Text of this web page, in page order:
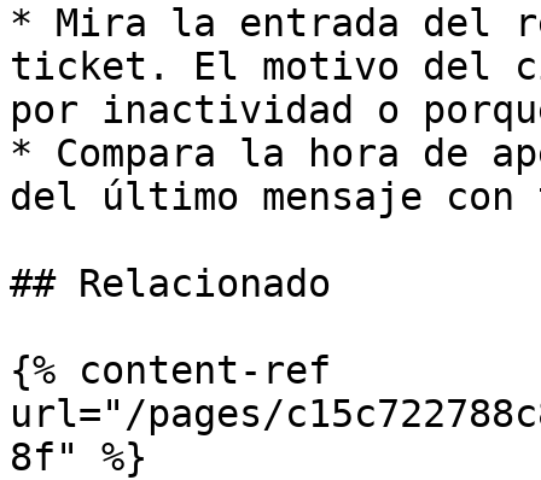
* Mira la entrada del
ticket. El motivo del
por inactividad o
* Compara la hora de
del último mensaje
## Relacionado
{% content-ref
url="/pages/
8f" %}